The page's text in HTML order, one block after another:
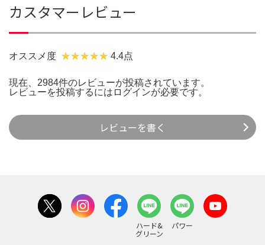
カスタマーレビュー
オススメ度 4.4点
現在、2984件のレビューが投稿されています。
レビューを投稿するには ログインが必要です。
レビューを書く
ハード&
グリーン
パワー